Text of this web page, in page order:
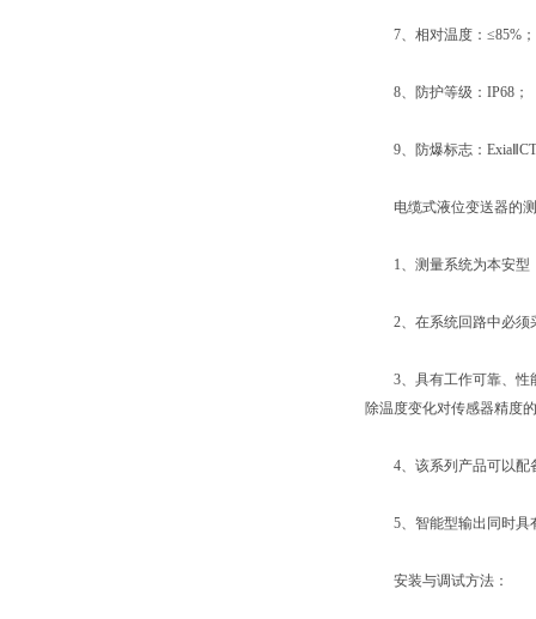
7、相对温度：≤85%；
8、防护等级：IP68；
9、防爆标志：
电缆式液位变送器的测
1、测量系统为本安型；
2、在系统回路中必须采
3、具有工作可靠、性能
除温度变化对传感器精度
4、该系列产品可以配
5、智能型输出同时具
安装与调试方法：